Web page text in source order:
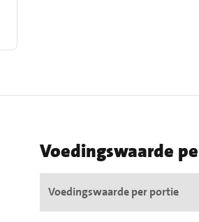
Voedingswaarde
Voedingswaarde per portie